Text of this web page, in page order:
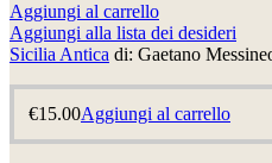
Aggiungi al carrello
Aggiungi alla lista dei desideri
Sicilia Antica di: Gaetano
€15.00Aggiungi al carrello